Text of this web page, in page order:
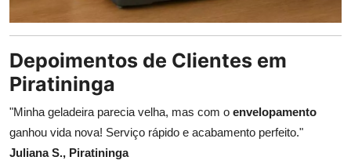
Depoimentos de Clientes em
Piratininga
"Minha geladeira parecia velha, mas com o envelopamento
ganhou vida nova! Serviço rápido e acabamento perfeito."
Juliana S., Piratininga